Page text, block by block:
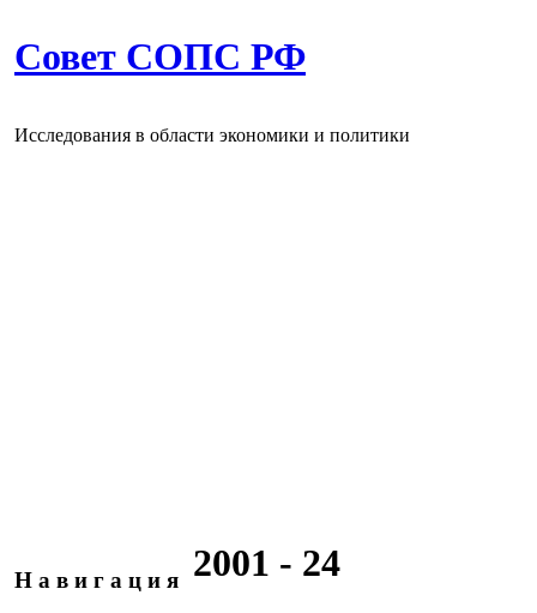
Совет СОПС РФ
Исследования в области экономики и политики
Н а в и г а ц и я 2001 - 24